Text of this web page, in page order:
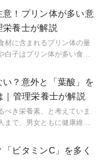
ついて、医師が解説しま
！プリン体が多い意
養士が解説
材に含まれるプリン体の量
白子はプリン体が多い食べ
。この記事では、意外とプ
ので、尿酸値が気になる人
？意外と「葉酸」を
｜管理栄養士が解説
べき栄養素、と考えていま
まで、男女ともに健康維持
はどのような食材に含まれ
く葉酸を摂取する方法も合
ビタミンC」を多く